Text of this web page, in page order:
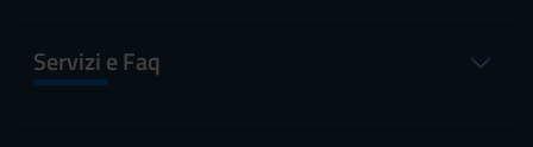
Servizi e Faq